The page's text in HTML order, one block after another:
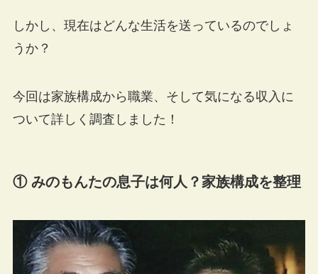
しかし、現在はどんな生活を送っているのでしょ
うか？
今回は家族構成から職業、そして気になる収入に
ついて詳しく調査しました！
① みのもんたの息子は何人？家族構成を整理